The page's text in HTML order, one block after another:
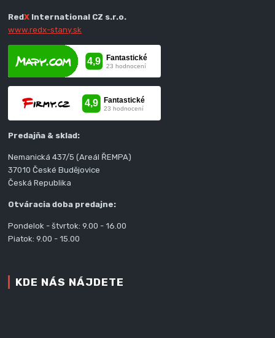
RedX International CZ s.r.o.
www.redx-stany.sk
Predajňa & sklad:
Nemanická 437/5 (Areál ŘEMPA)
37010 České Budějovice
Česká Republika
Otváracia doba predajne:
Pondelok - štvrtok: 9.00 - 16.00
Piatok: 9.00 - 15.00
KDE NÁS NÁJDETE